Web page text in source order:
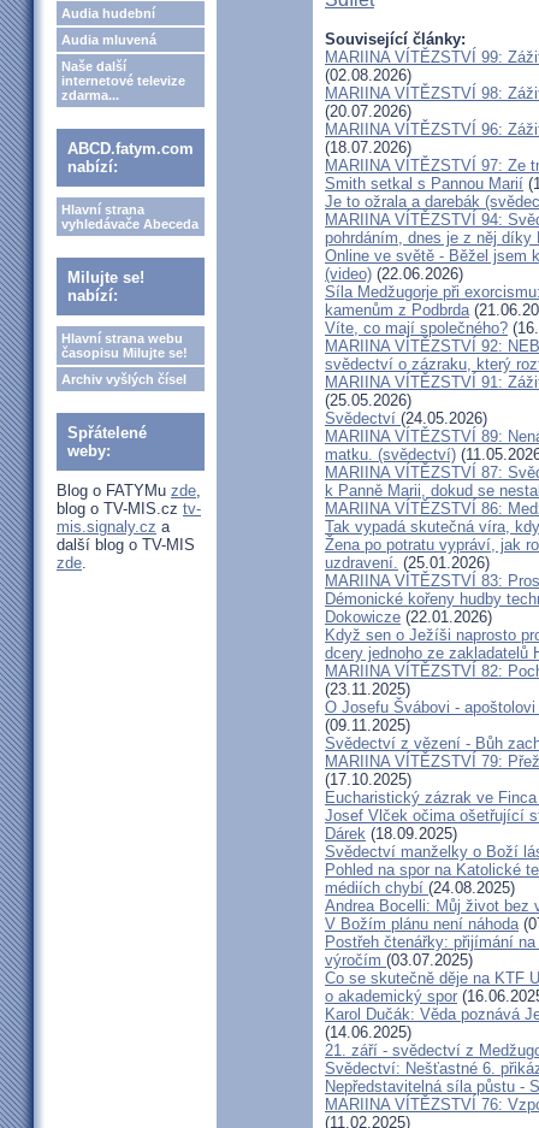
Audia hudební
Audia mluvená
Naše další
internetové televize
zdarma...
ABCD.fatym.com
nabízí:
Hlavní strana
vyhledávače Abeceda
Milujte se!
nabízí:
Hlavní strana webu
časopisu Milujte se!
Archiv vyšlých čísel
Spřátelené
weby:
Blog o FATYMu zde,
blog o TV-MIS.cz tv-
mis.signaly.cz a
další blog o TV-MIS
zde.
Související články:
MARIINA VÍTĚZSTVÍ 99:
(02.08.2026)
MARIINA VÍTĚZSTVÍ 98:
(20.07.2026)
MARIINA VÍTĚZSTVÍ 96:
(18.07.2026)
MARIINA VÍTĚZSTVÍ 97: Ze
Smith setkal s Pannou Marií
Je to ožrala a darebák
MARIINA VÍTĚZSTVÍ 94:
pohrdáním, dnes je z něj
Online ve světě - Běžel jsem
(video) (22.06.2026)
Síla Medžugorje při
kamenům z Podbrda
Víte, co mají společného?
MARIINA VÍTĚZSTVÍ 92:
svědectví o zázraku, který
MARIINA VÍTĚZSTVÍ 91:
(25.05.2026)
Svědectví (24.05.2026)
MARIINA VÍTĚZSTVÍ 89:
matku. (svědectví)
MARIINA VÍTĚZSTVÍ 87:
k Panně Marii, dokud se
MARIINA VÍTĚZSTVÍ 86:
Tak vypadá skutečná víra,
Žena po potratu vypráví, jak
uzdravení. (25.01.2026)
MARIINA VÍTĚZSTVÍ 83:
Démonické kořeny hudby
Dokowicze (22.01.2026)
Když sen o Ježíši naprosto
dcery jednoho ze zakladatelů
MARIINA VÍTĚZSTVÍ 82:
(23.11.2025)
O Josefu Švábovi -
(09.11.2025)
Svědectví z vězení - Bůh
MARIINA VÍTĚZSTVÍ 79:
(17.10.2025)
Eucharistický zázrak ve
Josef Vlček očima ošetřující
Dárek (18.09.2025)
Svědectví manželky o Boží
Pohled na spor na Katolické
médiích chybí (24.08.2025)
Andrea Bocelli: Můj život
V Božím plánu není náhoda
Postřeh čtenářky: přijímání
výročím (03.07.2025)
Co se skutečně děje na KTF
o akademický spor
Karol Dučák: Věda poznává
(14.06.2025)
21. září - svědectví z
Svědectví: Nešťastné 6.
Nepředstavitelná síla půstu -
MARIINA VÍTĚZSTVÍ 76:
(11.02.2025)